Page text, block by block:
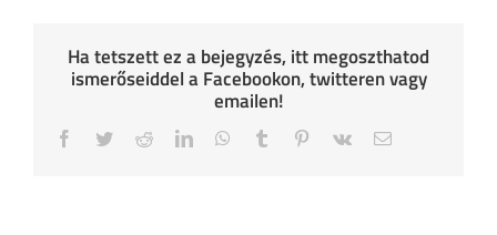
Ha tetszett ez a bejegyzés, itt megoszthatod
ismerőseiddel a Facebookon, twitteren vagy
emailen!
Facebook
TwitterRedditLinkedInWhatsApp
Tumblr Pinterest
Vk Email